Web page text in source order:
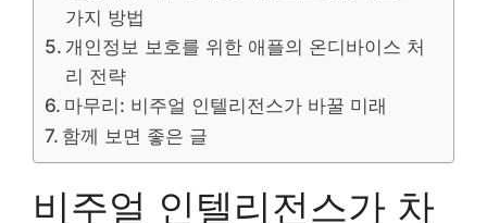
가지 방법
개인정보 보호를 위한 애플의 온디바이스 처
리 전략
마무리: 비주얼 인텔리전스가 바꿀 미래
함께 보면 좋은 글
비주얼 인텔리전스가 차